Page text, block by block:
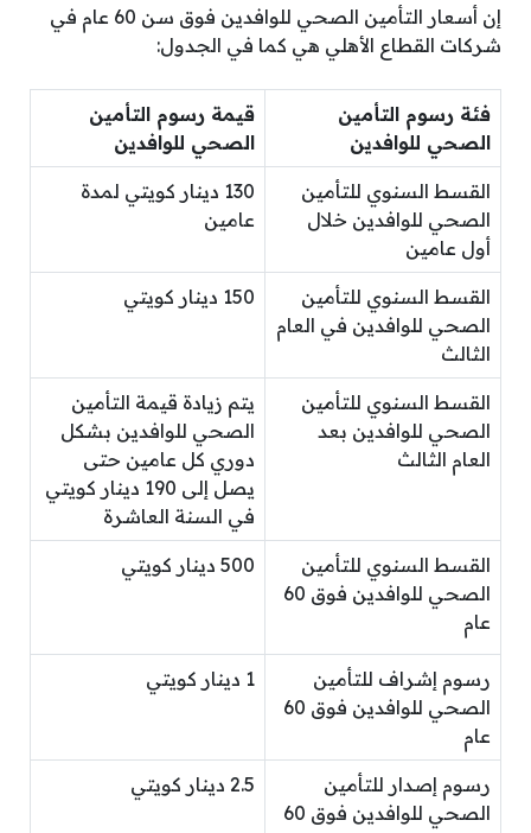
إن أسعار التأمين الصحي للوافدين فوق سن 60 عام في
شركات القطاع الأهلي هي كما في الجدول:
فئة رسوم التأمين
الصحي للوافدين
قيمة رسوم التأمين
الصحي للوافدين
القسط السنوي للتأمين
الصحي للوافدين خلال
أول عامين
130 دينار كويتي لمدة
عامين
القسط السنوي للتأمين
الصحي للوافدين في العام
الثالث
150 دينار كويتي
القسط السنوي للتأمين
الصحي للوافدين بعد
العام الثالث
يتم زيادة قيمة التأمين
الصحي للوافدين بشكل
دوري كل عامين حتى
يصل إلى 190 دينار كويتي
في السنة العاشرة
القسط السنوي للتأمين
الصحي للوافدين فوق 60
عام
500 دينار كويتي
رسوم إشراف للتأمين
الصحي للوافدين فوق 60
عام
1 دينار كويتي
رسوم إصدار للتأمين
الصحي للوافدين فوق 60
2.5 دينار كويتي